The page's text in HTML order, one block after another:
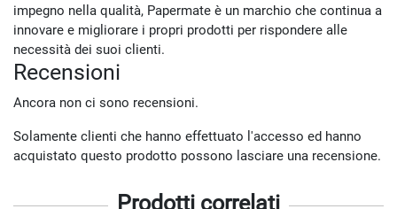
impegno nella qualità, Papermate è un marchio che continua a
innovare e migliorare i propri prodotti per rispondere alle
necessità dei suoi clienti.
Recensioni
Ancora non ci sono recensioni.
Solamente clienti che hanno effettuato l'accesso ed hanno
acquistato questo prodotto possono lasciare una recensione.
Prodotti correlati